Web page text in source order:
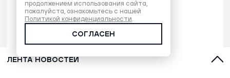
ЛЕНТА НОВОСТЕЙ
продолжением использования сайта,
пожалуйста, ознакомьтесь с нашей
Политикой конфиденциальности.
СОГЛАСЕН